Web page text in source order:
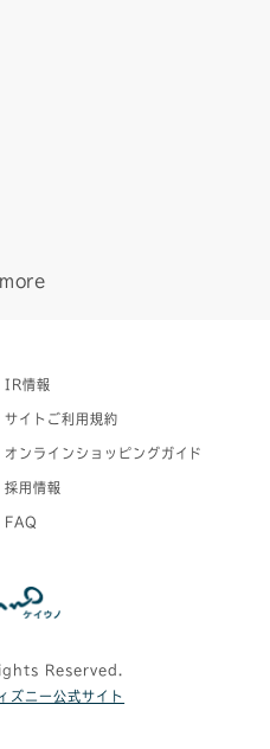
IR情報
サイトご利用規約
オンラインショッピングガイド
採用情報
FAQ
Reserved.
ズニー公式サイト